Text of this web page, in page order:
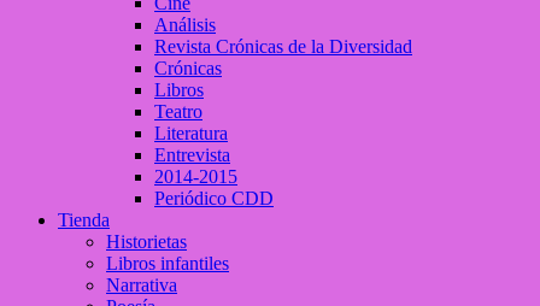
Análisis
Revista Crónicas de la Diversidad
Crónicas
Libros
Teatro
Literatura
Entrevista
2014-2015
Periódico CDD
Tienda
Historietas
Libros infantiles
Narrativa